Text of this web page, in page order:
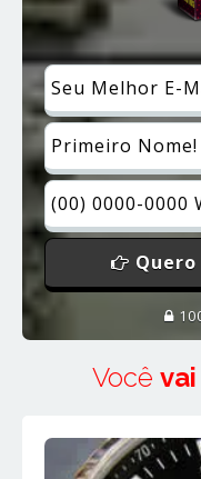
Quero
Você